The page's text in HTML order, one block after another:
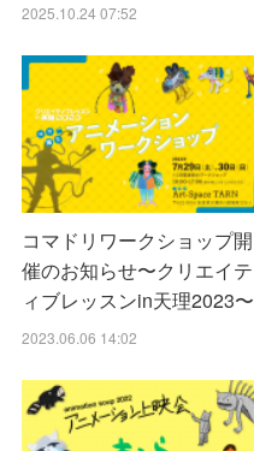
2025.10.24 07:52
コマドリワークショップ開
催のお知らせ〜クリエイテ
ィブレッスンin天理2023〜
2023.06.06 14:02